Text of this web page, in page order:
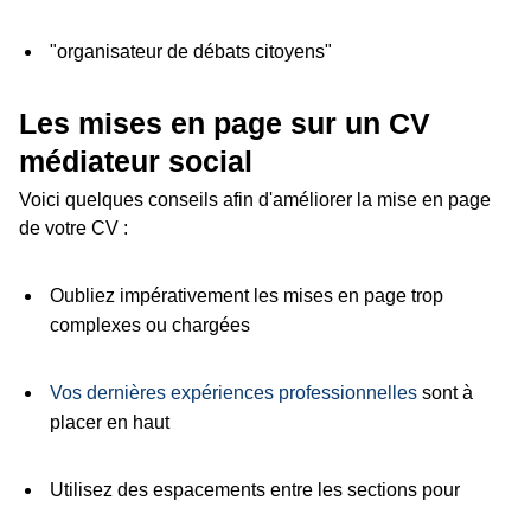
"organisateur de débats citoyens"
Les mises en page sur un CV
médiateur social
Voici quelques conseils afin d'améliorer la mise en page
de votre CV :
Oubliez impérativement les mises en page trop
complexes ou chargées
Vos dernières expériences professionnellessont à
placer en haut
Utilisez des espacements entre les sections pour